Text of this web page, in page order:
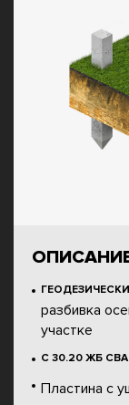
разбивка
участке
С 30.20 ЖБ
Пластина с